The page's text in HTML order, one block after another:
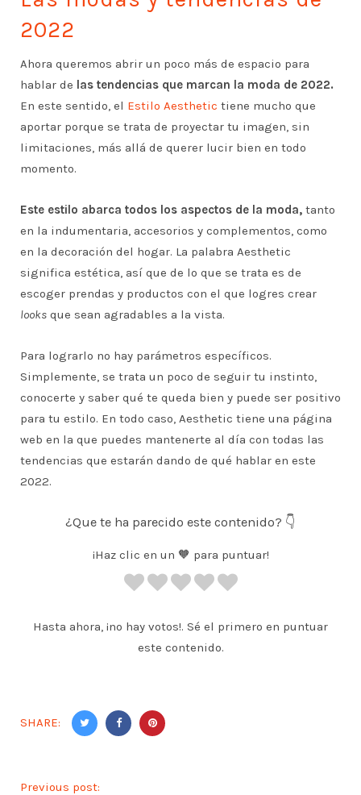
2022
Ahora queremos abrir un poco más de espacio para
hablar de las tendencias que marcan la moda de 2022.
En este sentido, el Estilo Aesthetic tiene mucho que
aportar porque se trata de proyectar tu imagen, sin
limitaciones, más allá de querer lucir bien en todo
momento.
Este estilo abarca todos los aspectos de la moda, tanto
en la indumentaria, accesorios y complementos, como
en la decoración del hogar. La palabra Aesthetic
significa estética, así que de lo que se trata es de
escoger prendas y productos con el que logres crear
looks que sean agradables a la vista.
Para lograrlo no hay parámetros específicos.
Simplemente, se trata un poco de seguir tu instinto,
conocerte y saber qué te queda bien y puede ser positivo
para tu estilo. En todo caso, Aesthetic tiene una página
web en la que puedes mantenerte al día con todas las
tendencias que estarán dando de qué hablar en este
2022.
¿Que te ha parecido este contenido? 👇
¡Haz clic en un 🧡 para puntuar!
Hasta ahora, ¡no hay votos!. Sé el primero en puntuar
este contenido.
SHARE:
Previous post: